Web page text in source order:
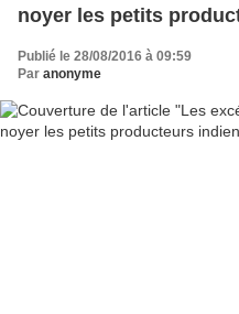
noyer les petits
Publié le 28/08/2016 à 09:59
Par anonyme